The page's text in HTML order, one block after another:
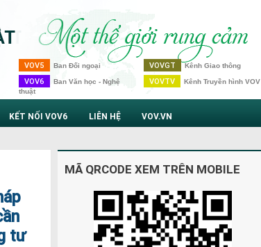
VOV5 Ban Đối ngoại
VOV6 Ban Văn học - Nghệ
thuật
VOVGT Kênh Giao thông
VOVTV Kênh Truyền hình VOV
KẾT NỐI VOV6 LIÊN HỆ VOV.VN
tư
MÃ QRCODE XEM TRÊN MOBILE